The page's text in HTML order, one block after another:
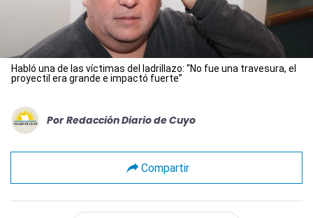
Habló una de las víctimas del ladrillazo: “No fue una travesura, el
proyectil era grande e impactó fuerte”
Por Redacción Diario de Cuyo
Compartir